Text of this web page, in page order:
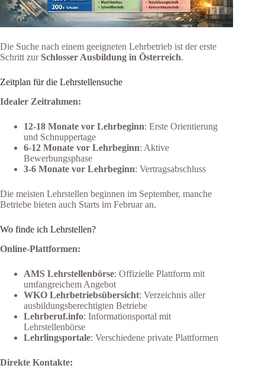
Die Suche nach einem geeigneten Lehrbetrieb ist der erste
Schritt zur Schlosser Ausbildung in Österreich.
Zeitplan für die Lehrstellensuche
Idealer Zeitrahmen:
12-18 Monate vor Lehrbeginn: Erste Orientierung
und Schnuppertage
6-12 Monate vor Lehrbeginn: Aktive
Bewerbungsphase
3-6 Monate vor Lehrbeginn: Vertragsabschluss
Die meisten Lehrstellen beginnen im September, manche
Betriebe bieten auch Starts im Februar an.
Wo finde ich Lehrstellen?
Online-Plattformen:
AMS Lehrstellenbörse: Offizielle Plattform mit
umfangreichem Angebot
WKO Lehrbetriebsübersicht: Verzeichnis aller
ausbildungsberechtigten Betriebe
Lehrberuf.info: Informationsportal mit
Lehrstellenbörse
Lehrlingsportale: Verschiedene private Plattformen
Direkte Kontakte: